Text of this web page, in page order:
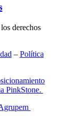
derechos
– Política
PinkStone.